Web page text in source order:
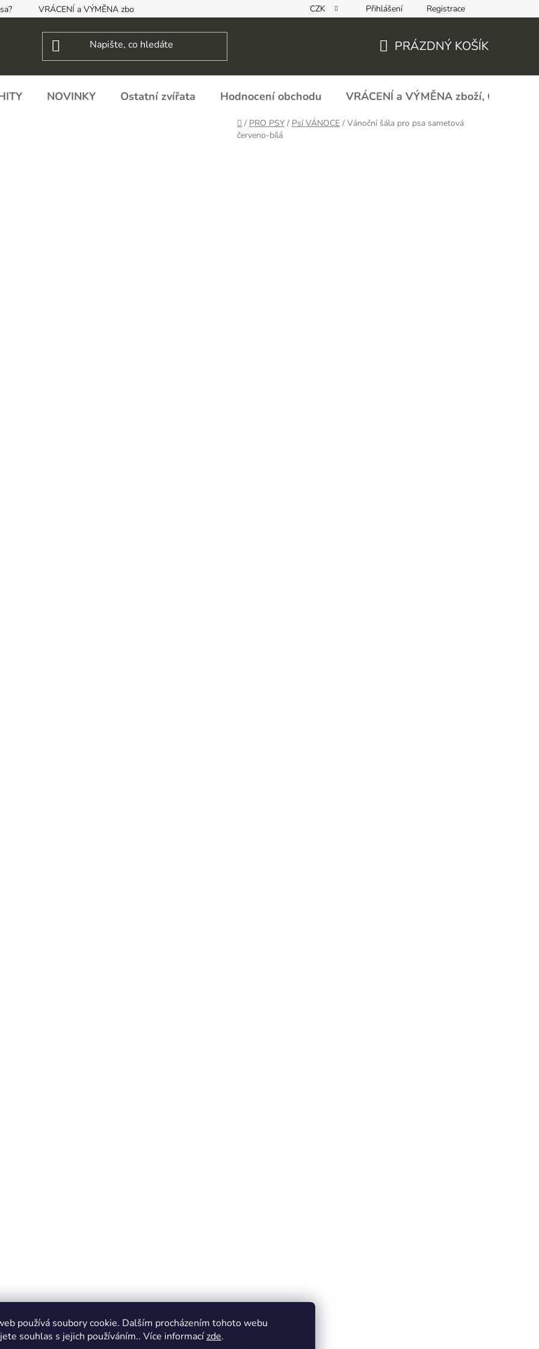
používá soubory cookie. Dalším procházením tohoto webu
souhlas s jejich používáním.. Více informacízde.
VRÁCENÍ a VÝMĚNA zboží, ODSTOUPENÍ OD SMLOUVY REKLAMAČNÍ FORMULÁŘ - zboží s vadou
CZK Přihlášení Registrace
KOŠÍK
PRÁZDNÝ KOŠÍK
NOVINKY Ostatní zvířata Hodnocení obchodu VRÁCENÍ a VÝMĚNA zboží,
Domů
/ PRO PSY / Psí VÁNOCE / Vánoční šála pro psa sametová
červeno-bílá